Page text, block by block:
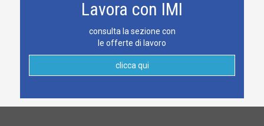
Lavora con IMI
consulta la sezione con
le offerte di lavoro
clicca qui